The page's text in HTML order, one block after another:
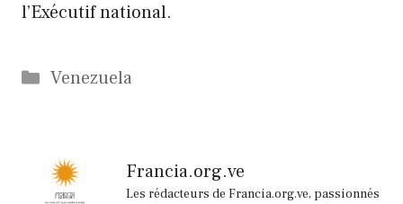
l’Exécutif national.
Catégories
Venezuela
Francia.org.ve
Les rédacteurs de Francia.org.ve, passionnés